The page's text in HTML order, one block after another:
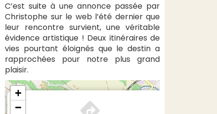
C’est suite à une annonce passée par
Christophe sur le web l’été dernier que
leur rencontre survient, une véritable
évidence artistique ! Deux itinéraires de
vies pourtant éloignés que le destin a
rapprochées pour notre plus grand
plaisir.
+
−